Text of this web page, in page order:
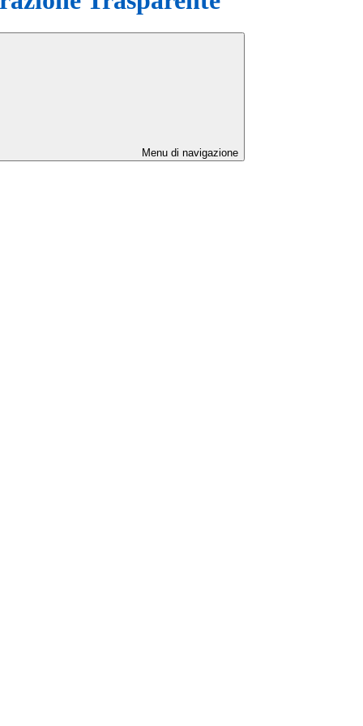
Menu di navigazione